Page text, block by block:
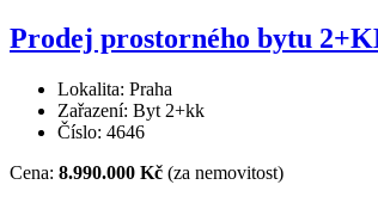
Prodej prostorného bytu
Lokalita: Praha
Zařazení: Byt 2+kk
Číslo: 4646
Cena: 8.990.000 Kč (za nemovitost)